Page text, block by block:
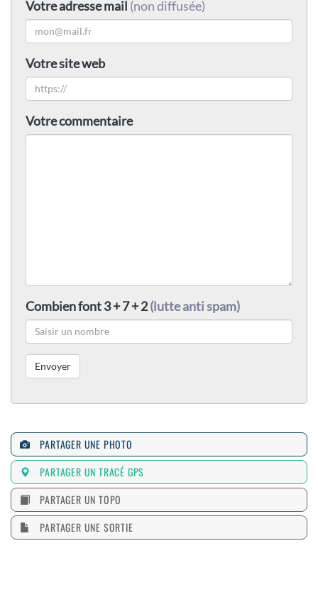
Votre adresse mail (non diffusée)
Votre site web
Votre commentaire
Combien font 3 + 7 + 2(lutte anti spam)
PARTAGER UNE PHOTO
PARTAGER UN TRACÉ GPS
PARTAGER UN TOPO
PARTAGER UNE SORTIE